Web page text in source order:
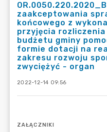
zaakceptowania
końcowego z
przyjęcia
budżetu gminy
formie dotacji na
zakresu rozwoju
zwyciężyć - organ
2022-12-14 09:56
ZAŁĄCZNIKI